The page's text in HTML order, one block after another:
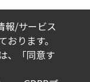
報/サービス
ります。
、「同意す